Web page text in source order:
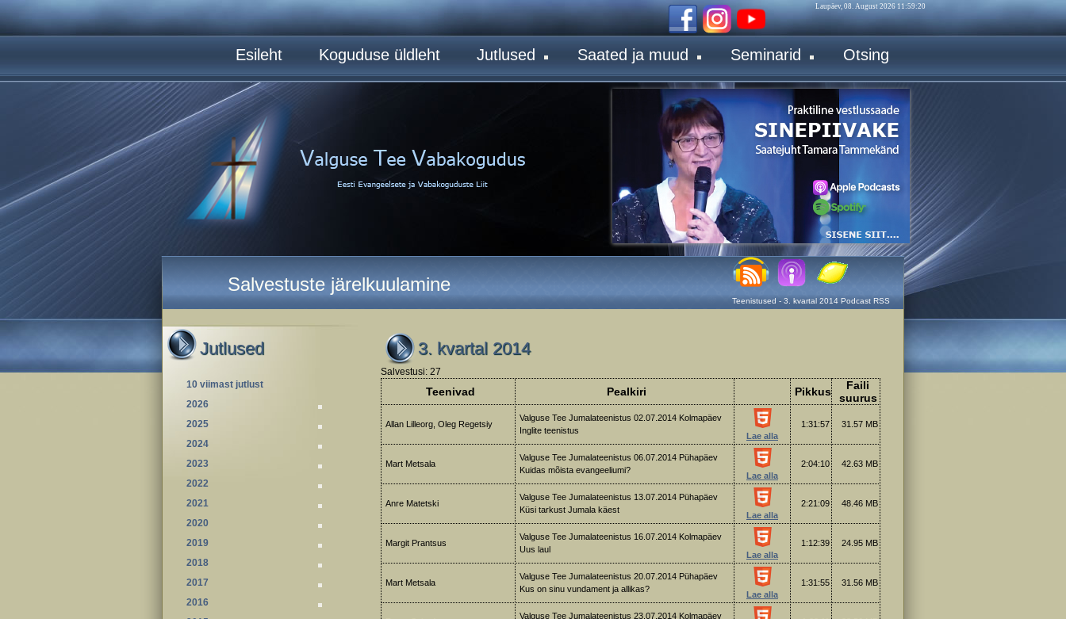
Jutlused
10 viimast jutlust
2026
2025
2024
2023
2022
2021
2020
2019
2018
2017
2016
3. kvartal 2014
Salvestusi: 27
Teenivad Pealkiri Pikkus
Faili
suurus
Allan Lilleorg, Oleg Regetsiy
Valguse Tee Jumalateenistus 02.07.2014 Kolmapäev
Inglite teenistus
Lae alla
1:31:57 31.57 MB
Mart Metsala
Valguse Tee Jumalateenistus 06.07.2014 Pühapäev
Kuidas mõista evangeeliumi?
Lae alla
2:04:10 42.63 MB
Anre Matetski
Valguse Tee Jumalateenistus 13.07.2014 Pühapäev
Küsi tarkust Jumala käest
Lae alla
2:21:09 48.46 MB
Margit Prantsus
Valguse Tee Jumalateenistus 16.07.2014 Kolmapäev
Uus laul
Lae alla
1:12:39 24.95 MB
Mart Metsala
Valguse Tee Jumalateenistus 20.07.2014 Pühapäev
Kus on sinu vundament ja allikas?
Lae alla
1:31:55 31.56 MB
Valguse Tee Jumalateenistus 23.07.2014 Kolmapäev
Laupäev, 08. August 2026 11:59:20
Teenistused - 3. kvartal 2014 Podcast RSS
Esileht Koguduse üldleht Jutlused Saated ja muud Seminarid Otsing
Salvestuste järelkuulamine